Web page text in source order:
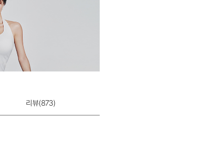
리뷰(873)